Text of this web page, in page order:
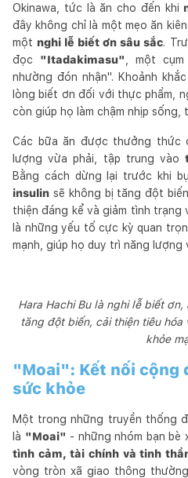
Okinawa, tức là ăn cho đến khi
đây không chỉ là một mẹo ăn
một nghi lễ biết ơn sâu sắc.
đọc "Itadakimasu"
, một
nhường đón nhận". Khoảnh
lòng biết ơn đối với thực phẩm,
còn giúp họ làm chậm nhịp
Các bữa ăn được thưởng thức
lượng vừa phải, tập trung vào
Bằng cách dừng lại trước khi
insulin sẽ không bị tăng đột
thiện đáng kể và giảm tình trạng
là những yếu tố cực kỳ quan
mạnh, giúp họ duy trì năng lượng
Hara Hachi Bu là nghi lễ biết
tăng đột biến, cải thiện tiêu hóa
khỏe
"Moai": Kết nối cộng
sức khỏe
Một trong những truyền thống
là "Moai" - những nhóm bạn bè
tình cảm, tài chính và tinh
vòng tròn xã giao thông